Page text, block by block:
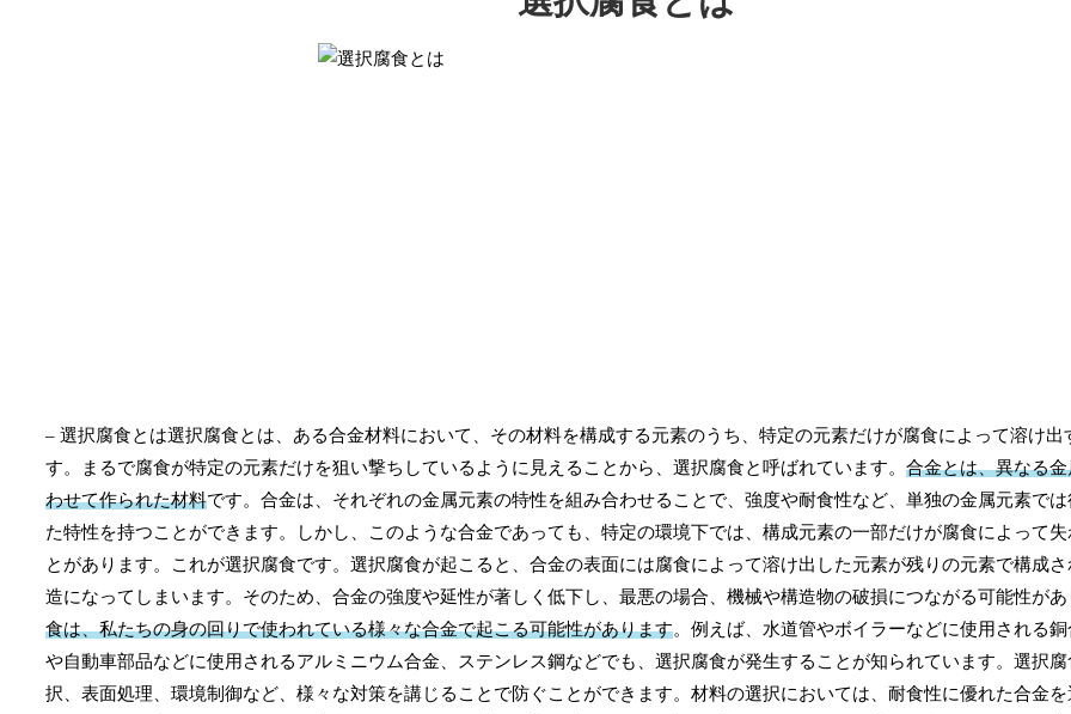
– 選択腐食とは選択腐食とは、ある合金材料において、その材料を構成する元素のうち、特定の元素だけが腐食によって溶け出
す。まるで腐食が特定の元素だけを狙い撃ちしているように見えることから、選択腐食と呼ばれています。 合金とは、異なる
わせて作られた材料です。合金は、それぞれの金属元素の特性を組み合わせることで、強度や耐食性など、単独の金属元素で
た特性を持つことができます。しかし、このような合金であっても、特定の環境下では、構成元素の一部だけが腐食によって失
とがあります。これが選択腐食です。選択腐食が起こると、合金の表面には腐食によって溶け出した元素が残りの元素で構成
造になってしまいます。そのため、合金の強度や延性が著しく低下し、最悪の場合、機械や構造物の破損につながる可能性があ
食は、私たちの身の回りで使われている様々な合金で起こる可能性があります。例えば、水道管やボイラーなどに使用される
や自動車部品などに使用されるアルミニウム合金、ステンレス鋼などでも、選択腐食が発生することが知られています。選択
択、表面処理、環境制御など、様々な対策を講じることで防ぐことができます。材料の選択においては、耐食性に優れた合金